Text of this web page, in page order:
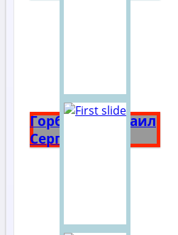
Горбачёв Михаил
Сергеевич